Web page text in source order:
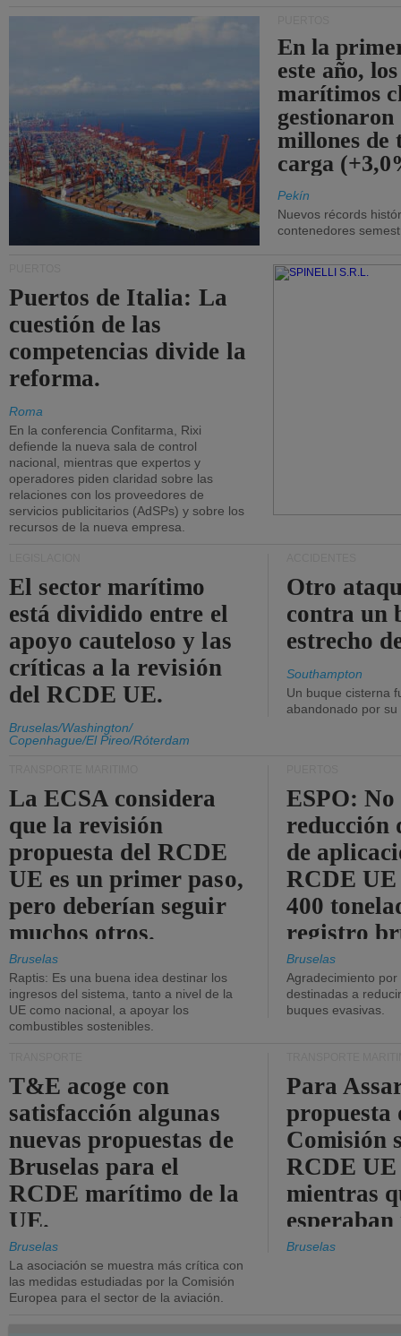
En la
este año,
marítimos
gestionaron
millones de
carga
Pekín
Nuevos récords
contenedores
Puertos de Italia: La
cuestión de las
competencias divide la
reforma.
Roma
En la conferencia Confitarma, Rixi
defiende la nueva sala de control
nacional, mientras que expertos y
operadores piden claridad sobre las
relaciones con los proveedores de
servicios publicitarios (AdSPs) y sobre los
recursos de la nueva empresa.
El sector marítimo
está dividido entre el
apoyo cauteloso y las
críticas a la revisión
del RCDE UE.
Bruselas/Washington/
Copenhague/El Pireo/Róterdam
Otro
contra un
estrecho
Southampton
Un buque cisterna
abandonado por su
La ECSA considera
que la revisión
propuesta del RCDE
UE es un primer paso,
pero deberían seguir
muchos otros.
Bruselas
Raptis: Es una buena idea destinar los
ingresos del sistema, tanto a nivel de la
UE como nacional, a apoyar los
combustibles sostenibles.
ESPO: No
reducción
de
RCDE UE
400
registro
Bruselas
Agradecimiento
destinadas a
buques evasivas.
T&E acoge con
satisfacción algunas
nuevas propuestas de
Bruselas para el
RCDE marítimo de la
UE.
Bruselas
La asociación se muestra más crítica con
las medidas estudiadas por la Comisión
Europea para el sector de la aviación.
Para
propuesta
Comisión
RCDE
mientras
más
Bruselas